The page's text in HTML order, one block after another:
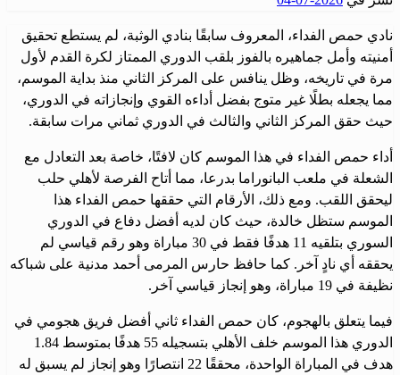
نادي حمص الفداء، المعروف سابقًا بنادي الوثبة، لم يستطع تحقيق
أمنيته وأمل جماهيره بالفوز بلقب الدوري الممتاز لكرة القدم لأول
مرة في تاريخه، وظل ينافس على المركز الثاني منذ بداية الموسم،
مما يجعله بطلًا غير متوج بفضل أداءه القوي وإنجازاته في الدوري،
حيث حقق المركز الثاني والثالث في الدوري ثماني مرات سابقة.
أداء حمص الفداء في هذا الموسم كان لافتًا، خاصة بعد التعادل مع
الشعلة في ملعب البانوراما بدرعا، مما أتاح الفرصة لأهلي حلب
ليحقق اللقب. ومع ذلك، الأرقام التي حققها حمص الفداء هذا
الموسم ستظل خالدة، حيث كان لديه أفضل دفاع في الدوري
السوري بتلقيه 11 هدفًا فقط في 30 مباراة وهو رقم قياسي لم
يحققه أي نادٍ آخر. كما حافظ حارس المرمى أحمد مدنية على شباكه
نظيفة في 19 مباراة، وهو إنجاز قياسي آخر.
فيما يتعلق بالهجوم، كان حمص الفداء ثاني أفضل فريق هجومي في
الدوري هذا الموسم خلف الأهلي بتسجيله 55 هدفًا بمتوسط 1.84
هدف في المباراة الواحدة، محققًا 22 انتصارًا وهو إنجاز لم يسبق له